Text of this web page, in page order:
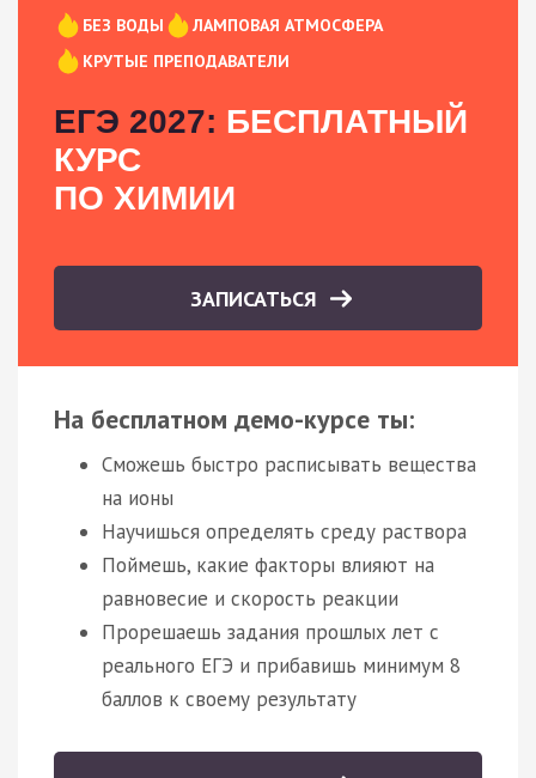
БЕЗ ВОДЫ
ЛАМПОВАЯ АТМОСФЕРА
КРУТЫЕ ПРЕПОДАВАТЕЛИ
ЕГЭ 2027: БЕСПЛАТНЫЙ
КУРС
ПО ХИМИИ
ЗАПИСАТЬСЯ
На бесплатном демо-курсе ты:
Сможешь быстро расписывать вещества
на ионы
Научишься определять среду раствора
Поймешь, какие факторы влияют на
равновесие и скорость реакции
Прорешаешь задания прошлых лет с
реального ЕГЭ и прибавишь минимум 8
баллов к своему результату